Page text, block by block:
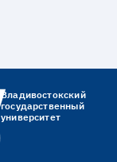
Владивостокский
государственный
университет